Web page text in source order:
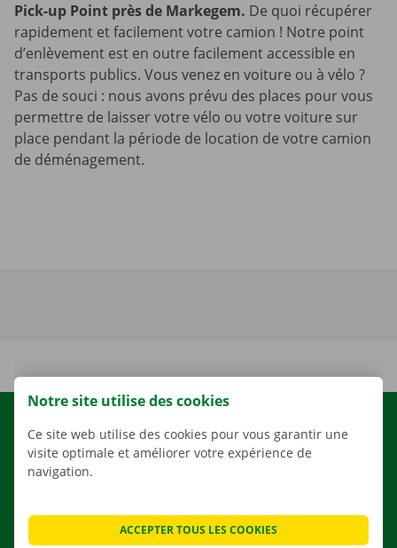
Pick-up Point près de Markegem. De quoi récupérer
rapidement et facilement votre camion ! Notre point
d’enlèvement est en outre facilement accessible en
transports publics. Vous venez en voiture ou à vélo ?
Pas de souci : nous avons prévu des places pour vous
permettre de laisser votre vélo ou votre voiture sur
place pendant la période de location de votre camion
de déménagement.
LOCATION
NOS VÉHICULES
APPLI
Notre site utilise des cookies
Ce site web utilise des cookies pour vous garantir une
visite optimale et améliorer votre expérience de
navigation.
ACCEPTER TOUS LES COOKIES